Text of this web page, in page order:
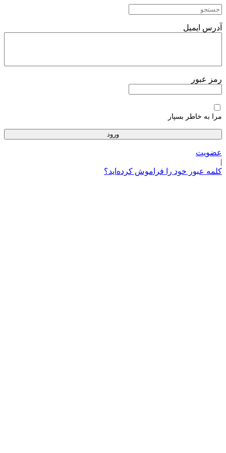
پرش
محتوا
آدرس ایمیل
رمز عبور
مرا به خاطر بسپار
عضویت
|
کلمه عبور خود را فراموش کرده‌اید؟